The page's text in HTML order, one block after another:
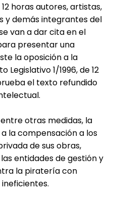
horas autores, artistas,
y demás integrantes del
van a dar cita en el
presentar una
la oposición a la
Legislativo 1/1996, de 12
el texto refundido
otras medidas, la
la compensación a los
de sus obras,
entidades de gestión y
la piratería con